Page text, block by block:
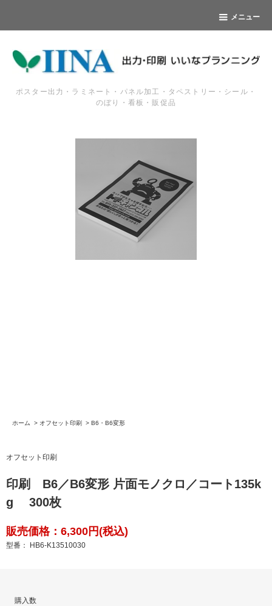
メニュー
ポスター出力・ラミネート・パネル加工・タペストリー・シール・
のぼり・看板・販促品
ホーム > オフセット印刷 > B6・B6変形
オフセット印刷
印刷 B6／B6変形 片面モノクロ／コート135k
g 300枚
販売価格：6,300円(税込)
型番： HB6-K13510030
購入数